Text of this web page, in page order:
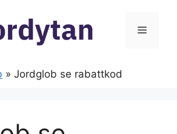
Menu
» Jordglob se rabattkod